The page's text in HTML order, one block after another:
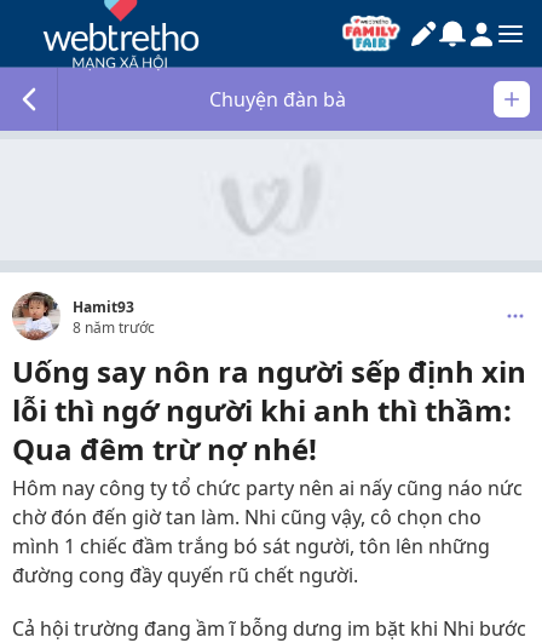
Chuyện đàn bà
Hamit93
8 năm trước
Uống say nôn ra người sếp định xin
lỗi thì ngớ người khi anh thì thầm:
Qua đêm trừ nợ nhé!
Hôm nay công ty tổ chức party nên ai nấy cũng náo nức
chờ đón đến giờ tan làm. Nhi cũng vậy, cô chọn cho
mình 1 chiếc đầm trắng bó sát người, tôn lên những
đường cong đầy quyến rũ chết người.
Cả hội trường đang ầm ĩ bỗng dưng im bặt khi Nhi bước